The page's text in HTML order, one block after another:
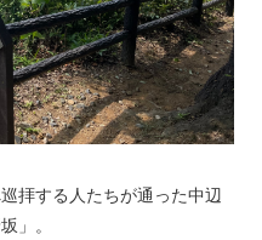
拝する人たちが通った中辺
」。